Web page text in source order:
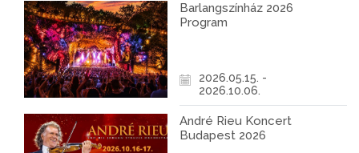
Barlangszínház 2026
Program
2026.05.15. -
2026.10.06.
André Rieu Koncert
Budapest 2026